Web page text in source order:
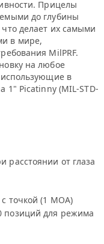
Прицелы
до глубины
делает их самыми
в мире,
MilPRF.
на любое
использующие в
1" Picatinny (MIL-STD-
расстоянии от глаза
точкой (1 МОА)
позиций для режима